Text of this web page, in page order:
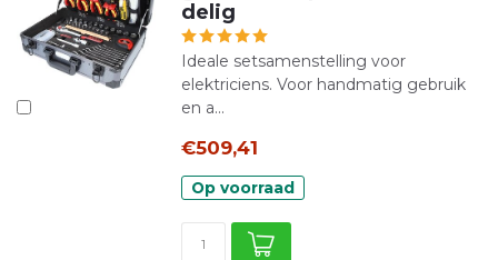
delig
Ideale setsamenstelling voor
elektriciens. Voor handmatig gebruik
en a...
€509,41
Op voorraad